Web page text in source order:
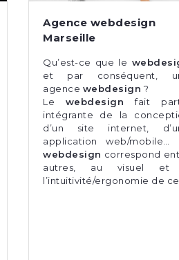
Agence webdesign
Marseille
Qu’est-ce que le
et par conséquent,
agence webdesign ?
Le webdesign fait
intégrante de la
d’un site internet,
application web/mobile…
webdesign correspond
autres, au visuel et
l’intuitivité/ergonomie de